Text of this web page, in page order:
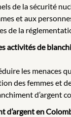
de la sécurité
et aux
de la
de
les menaces
des femmes
d’argent
en